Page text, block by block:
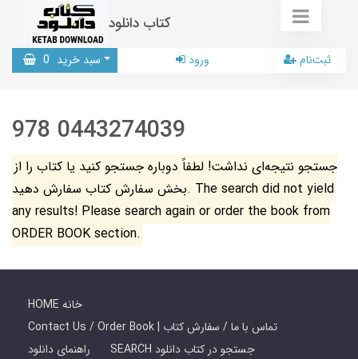
کتاب دانلود
سبد خرید 0 ورود ثبت‌نام
978 0443274039
جستجو نتیجه‌ای نداشت! لطفاً دوباره جستجو کنید یا کتاب را از
بخش سفارش کتاب سفارش دهید. The search did not yield
any results! Please search again or order the book from
ORDER BOOK section.
HOME خانه
Contact Us / Order Book | تماس با ما / سفارش کتاب
راهنمای دانلود
SEARCH جستجو در کتاب دانلود